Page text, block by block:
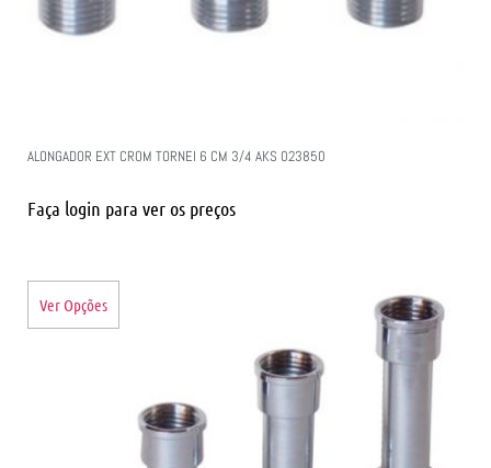
ALONGADOR EXT CROM TORNEI 6 CM 3/4 AKS 023850
Faça login para ver os preços
Ver Opções